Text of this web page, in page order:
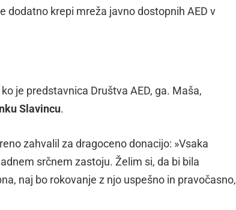
dodatno krepi mreža javno dostopnih AED v
je predstavnica Društva AED, ga. Maša,
Slavincu.
zahvalil za dragoceno donacijo: »Vsaka
srčnem zastoju. Želim si, da bi bila
naj bo rokovanje z njo uspešno in pravočasno,